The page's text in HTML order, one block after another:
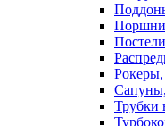
Поршни
Трубки